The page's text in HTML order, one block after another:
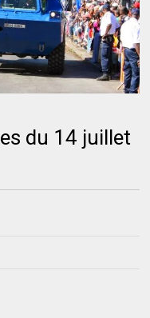
du 14 juillet